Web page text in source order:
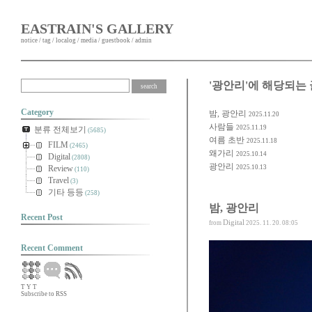
EASTRAIN'S GALLERY
notice / tag / localog / media / guestbook / admin
Category
분류 전체보기 (5685)
FILM (2465)
Digital (2808)
Review (110)
Travel (3)
기타 등등 (258)
Recent Post
Recent Comment
T Y T
Subscribe to RSS
'광안리'에 해당되는
밤, 광안리 2025.11.20
사람들 2025.11.19
여름 초반 2025.11.18
왜가리 2025.10.14
광안리 2025.10.13
밤, 광안리
from Digital 2025. 11. 20. 08:05